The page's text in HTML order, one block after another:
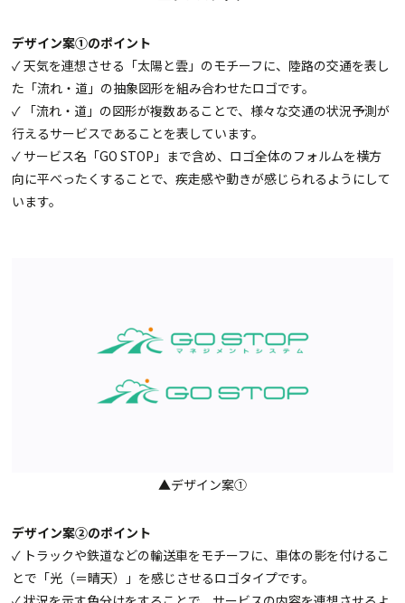
デザイン案①のポイント
✓ 天気を連想させる「太陽と雲」のモチーフに、陸路の交通を表し
た「流れ・道」の抽象図形を組み合わせたロゴです。
✓ 「流れ・道」の図形が複数あることで、様々な交通の状況予測が
行えるサービスであることを表しています。
✓ サービス名「GO STOP」まで含め、ロゴ全体のフォルムを横方
向に平べったくすることで、疾走感や動きが感じられるようにして
います。
▲デザイン案①
デザイン案②のポイント
✓ トラックや鉄道などの輸送車をモチーフに、車体の影を付けるこ
とで「光（＝晴天）」を感じさせるロゴタイプです。